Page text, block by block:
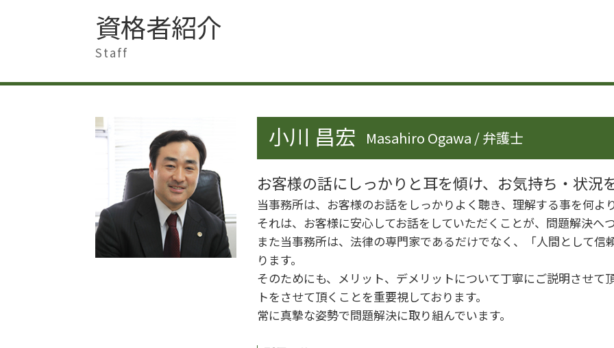
著作権 訴えられた
著作権とは どこまで
著作権とは 文化庁
著作権 何がダメ
著作権侵害 親告罪
著作権 著作者人格権
著作権侵害 身近な例
著作権
著作権 期間
就業規則 不利益変更
労働問題 企業法務
企業法務 取り組み
事業承継 マッチング
企業法務 労働時間
離婚 大田区
離婚 影響
離婚 杉並区
離婚したい 準備
離婚 男 不利
離婚 慰謝料 払わない
離婚 慰謝料 モラハラ
離婚 世田谷区
離婚
離婚調停 弁護士
離婚 浮気 慰謝料
離婚調停 別居
資格者紹介
Staff
小川 昌宏 Masahiro Ogawa / 弁護士
お客様の話にしっかりと耳を傾け、お気持ち・状況
当事務所は、お客様のお話をしっかりよく聴き、理解する事を何よ
それは、お客様に安心してお話をしていただくことが、問題解決へ
また当事務所は、法律の専門家であるだけでなく、「人間として信
ります。
そのためにも、メリット、デメリットについて丁寧にご説明させて
トをさせて頂くことを重要視しております。
常に真摯な姿勢で問題解決に取り組んでいます。